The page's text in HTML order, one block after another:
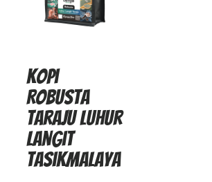
Kopi
Robusta
Taraju Luhur
Langit
Tasikmalaya